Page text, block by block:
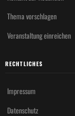
Thema vorschlagen
Veranstaltung einreichen
RECHTLICHES
Impressum
Datenschutz